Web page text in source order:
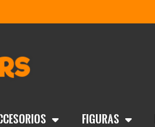
Figuras